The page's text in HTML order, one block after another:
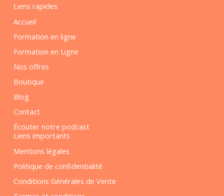
Liens rapides
Accueil
Formation en ligne
Formation en Ligne
Nos offres
Boutique
Blog
Contact
Écouter notre podcast
Liens importants
Mentions légales
Politique de confidentialité
Conditions Générales de Vente